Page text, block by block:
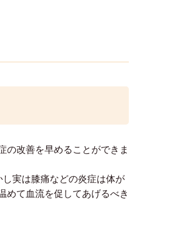
の改善を早めることができま
実は膝痛などの炎症は体が
めて血流を促してあげるべき